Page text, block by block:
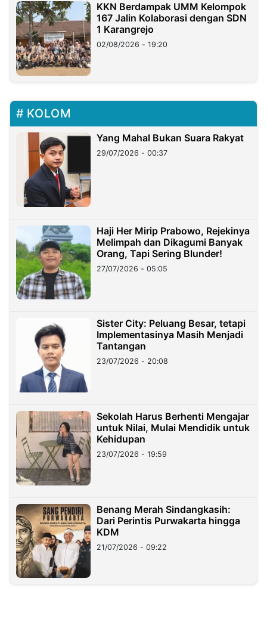
KKN Berdampak UMM Kelompok
167 Jalin Kolaborasi dengan SDN
1 Karangrejo
02/08/2026 - 19:20
KOLOM
Yang Mahal Bukan Suara Rakyat
29/07/2026 - 00:37
Haji Her Mirip Prabowo, Rejekinya
Melimpah dan Dikagumi Banyak
Orang, Tapi Sering Blunder!
27/07/2026 - 05:05
Sister City: Peluang Besar, tetapi
Implementasinya Masih Menjadi
Tantangan
23/07/2026 - 20:08
Sekolah Harus Berhenti Mengajar
untuk Nilai, Mulai Mendidik untuk
Kehidupan
23/07/2026 - 19:59
Benang Merah Sindangkasih:
Dari Perintis Purwakarta hingga
KDM
21/07/2026 - 09:22